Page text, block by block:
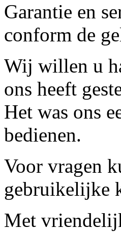
Garantie en
conform de
Wij willen u
ons heeft
Het was ons
bedienen.
Voor vragen
gebruikelijke
Met